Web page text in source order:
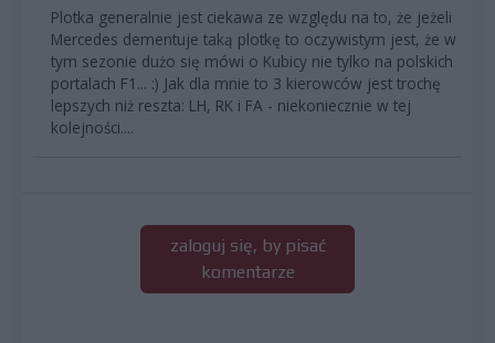
Plotka generalnie jest ciekawa ze względu na to, że jeżeli
Mercedes dementuje taką plotkę to oczywistym jest, że w
tym sezonie dużo się mówi o Kubicy nie tylko na polskich
portalach F1... :) Jak dla mnie to 3 kierowców jest trochę
lepszych niż reszta: LH, RK i FA - niekoniecznie w tej
kolejności....
zaloguj się, by pisać
komentarze